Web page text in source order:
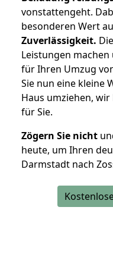
vonstattengeht.
besonderen Wert
Zuverlässigkeit.
Leistungen
für Ihren Umzug
Sie nun eine kleine
Haus umziehen,
für Sie.
Zögern Sie nicht
heute, um Ihren
Darmstadt nach